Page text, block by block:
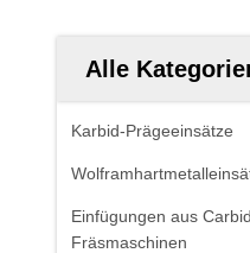
Alle
Karbid-Prägeeinsätze
Einfügungen aus
Fräsmaschinen